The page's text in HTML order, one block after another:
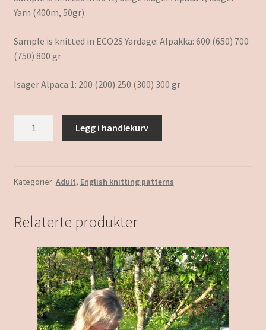
Yarn (400m, 50gr).
Sample is knitted in ECO2S Yardage: Alpakka: 600 (650) 700
(750) 800 gr
Isager Alpaca 1: 200 (200) 250 (300) 300 gr
Legg i handlekurv
Kategorier: Adult, English knitting patterns
Relaterte produkter